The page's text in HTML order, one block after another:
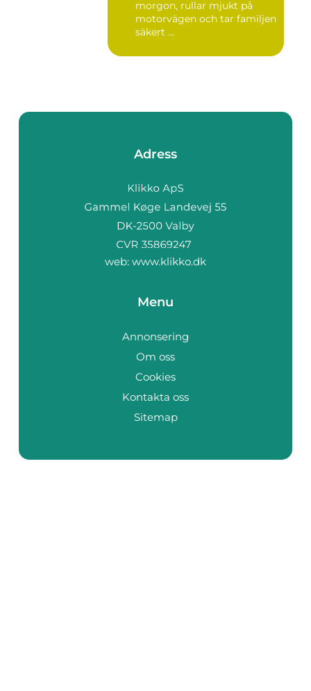
morgon, rullar mjukt på
motorvägen och tar familjen
säkert ...
Adress
web: www.klikko.dk
Menu
Annonsering
Om oss
Cookies
Kontakta oss
Sitemap